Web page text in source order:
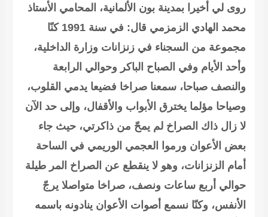
روى لي أخيرا بمدينة بون الألمانية، المحامي الأستاذ
محمد الهادي الزمزمي قال: في سنة 1991 كنّا
مجموعة من السجناء في زنزانات وزارة الداخلية،
وأحد الأيام وفي الصباح الباكر وحوالي الرابعة
والنصف صباحا، سمعنا صراخا فضيعا يدمي القلوب،
وصياحا مؤلما يخترق الأبواب والأقفال، وإلى حد الآن
لا زال ذاك الصراخ لم يمحّ من ذاكرتي، حيث جاء
بعض الأعوان ورموا
العجمي الوريمي في الساحة
أمام الزنزانات، وهو لا ينقطع عن الصراخ المر طيلة
حوالي أربع ساعات ونصف، صراخا متواصلا يرجّ
الأنفس، وكنّا نسمع أصوات الأعوان ينادونه باسمه